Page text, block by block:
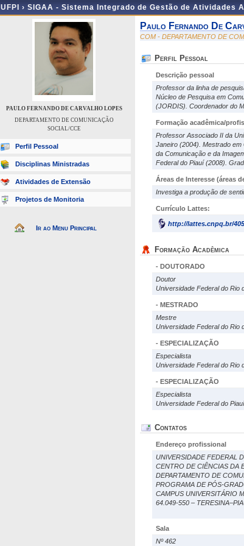
UFPI › SIGAA - Sistema Integrado de Gestão de Atividades
PAULO FERNANDO DE CARVALHO LOPES
DEPARTAMENTO DE COMUNICAÇÃO
SOCIAL/CCE
Perfil Pessoal
Disciplinas Ministradas
Atividades de Extensão
Projetos de Monitoria
Ir ao Menu Principal
Paulo Fernando De
COM - DEPARTAMENTO DE
Perfil Pessoal
Descrição pessoal
Professor da linha de
Núcleo de Pesquisa em
(JORDIS). Coordenador do
Formação acadêmica/
Professor Associado II da
Janeiro (2004). Mestrado em
da Comunicação e da
Federal do Piauí (2008).
Áreas de Interesse (áreas
Investiga a produção de
Currículo Lattes:
http://lattes.cnpq.br/
Formação Acadêmica
- DOUTORADO
Doutor
Universidade Federal do Rio
- MESTRADO
Mestre
Universidade Federal do Rio
- ESPECIALIZAÇÃO
Especialista
Universidade Federal do Rio
- ESPECIALIZAÇÃO
Especialista
Universidade Federal do Piauí
Contatos
Endereço profissional
UNIVERSIDADE FEDERAL
CENTRO DE CIÊNCIAS DA
DEPARTAMENTO DE
PROGRAMA DE PÓS-
CAMPUS UNIVERSITÁRIO
64.049-550 –
Sala
Nº 462